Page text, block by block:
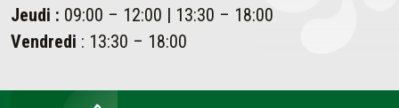
Jeudi : 09:00 – 12:00 | 13:30 – 18:00
Vendredi : 13:30 – 18:00